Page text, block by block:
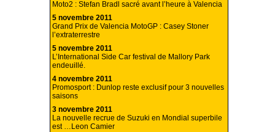
Moto2 : Stefan Bradl sacré avant l’heure à Valencia
5 novembre 2011
Grand Prix de Valencia MotoGP : Casey Stoner
l’extraterrestre
5 novembre 2011
L’International Side Car festival de Mallory Park
endeuillé.
4 novembre 2011
Promosport : Dunlop reste exclusif pour 3 nouvelles
saisons
3 novembre 2011
La nouvelle recrue de Suzuki en Mondial superbile
est …Leon Camier